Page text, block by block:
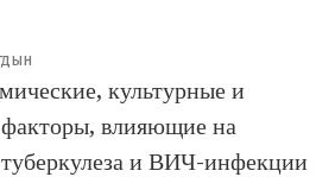
культурные и
факторы, влияющие на
и ВИЧ-инфекции